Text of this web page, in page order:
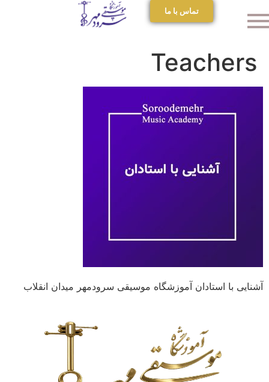
تماس با ما
Teachers
آشنایی با استادان آموزشگاه موسیقی سرودمهر میدان انقلاب